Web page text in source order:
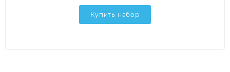
Купить набор